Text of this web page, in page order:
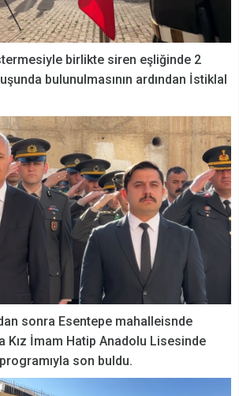
birlikte siren eşliğinde 2
bulunulmasının ardından İstiklal
sonra Esentepe mahalleisnde
Kız İmam Hatip Anadolu Lisesinde
son buldu.